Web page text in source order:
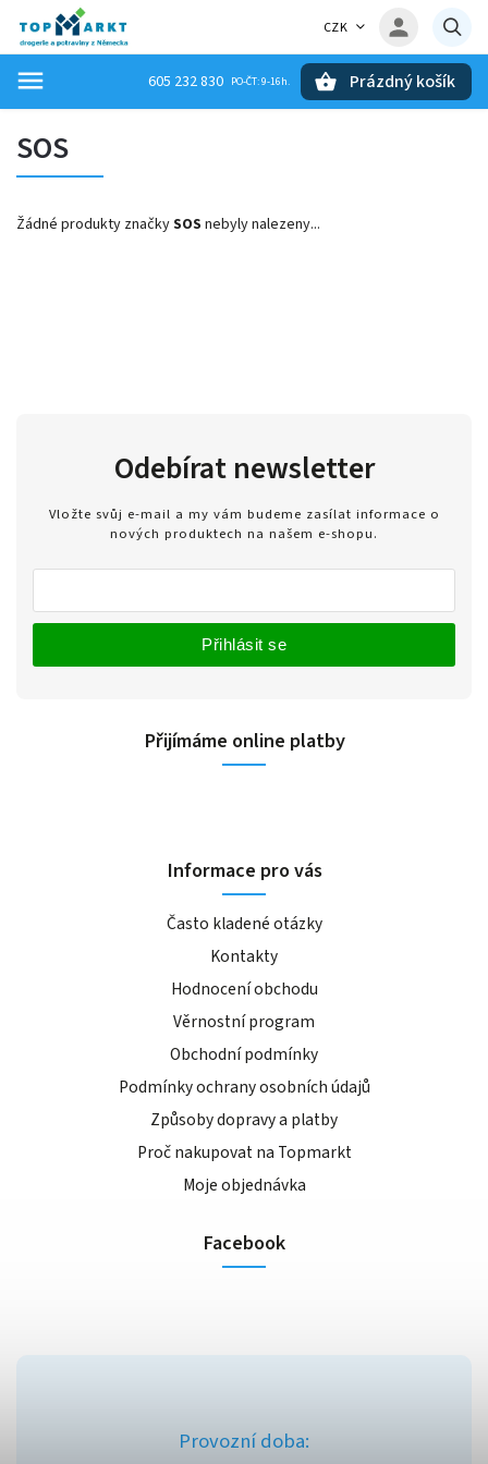
CZK
605 232 830 Prázdný košík
SOS
Žádné produkty značkySOS nebyly nalezeny...
Odebírat newsletter
Vložte svůj e-mail a my vám budeme zasílat informace o
nových produktech na našem e-shopu.
Přihlásit se
Přijímáme online platby
Informace pro vás
Často kladené otázky
Kontakty
Hodnocení obchodu
Věrnostní program
Obchodní podmínky
Podmínky ochrany osobních údajů
Způsoby dopravy a platby
Proč nakupovat na Topmarkt
Moje objednávka
Facebook